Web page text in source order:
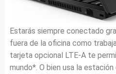
Estarás siempre conectado
fuera de la oficina como
tarjeta opcional LTE-A te
mundo*. O bien usa la